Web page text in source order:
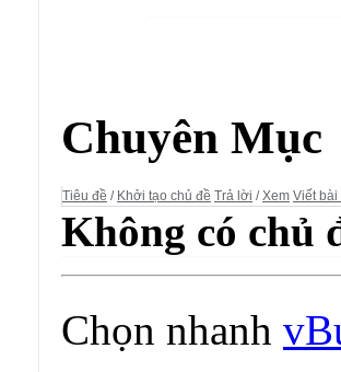
Chuyên Mục
Tiêu đề / Khởi tạo chủ đề Trả lời /Xem Viết bài
Không có chủ
Chọn nhanh